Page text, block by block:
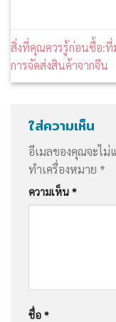
สิ่งที่คุณควรรู้ก่อนซื้อ:ที่
การจัดส่งสินค้าจากจีน
ใส่ความเห็น
อีเมลของคุณจะไ
ทำเครื่องหมาย *
ความเห็น *
ชื่อ *